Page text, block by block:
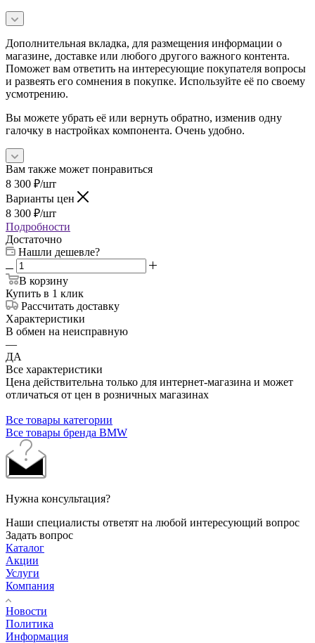
Дополнительная вкладка, для размещения информации о
магазине, доставке или любого другого важного контента.
Поможет вам ответить на интересующие покупателя вопросы
и развеять его сомнения в покупке. Используйте её по своему
усмотрению.
Вы можете убрать её или вернуть обратно, изменив одну
галочку в настройках компонента. Очень удобно.
Вам также может понравиться
8 300 ₽/шт
Варианты цен
8 300 ₽/шт
Подробности
Достаточно
Нашли дешевле?
В корзину
Купить в 1 клик
Рассчитать доставку
Характеристики
В обмен на неисправную
—
ДА
Все характеристики
Цена действительна только для интернет-магазина и может
отличаться от цен в розничных магазинах
Все товары категории
Все товары бренда BMW
Нужна консультация?
Наши специалисты ответят на любой интересующий вопрос
Задать вопрос
Каталог
Акции
Услуги
Компания
Новости
Политика
Информация